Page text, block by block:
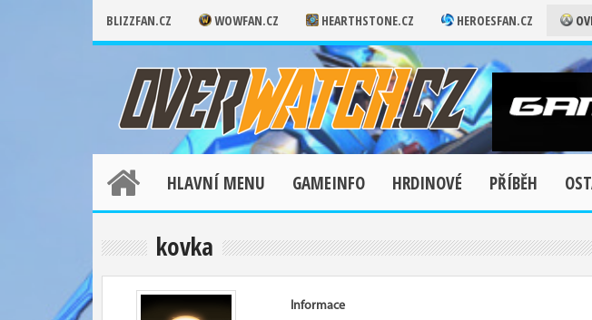
BLIZZFAN.CZ WOWFAN.CZ HEARTHSTONE.CZ HEROESFAN.CZ
HLAVNÍ MENU GAMEINFO HRDINOVÉ PŘÍBĚH
kovka
Informace